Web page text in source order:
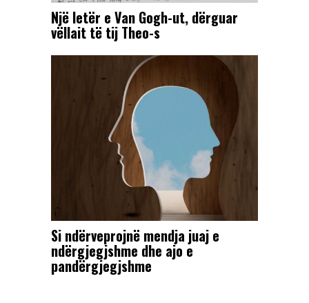
Një letër e Van Gogh-ut, dërguar
vëllait të tij Theo-s
Si ndërveprojnë mendja juaj e
ndërgjegjshme dhe ajo e
pandërgjegjshme